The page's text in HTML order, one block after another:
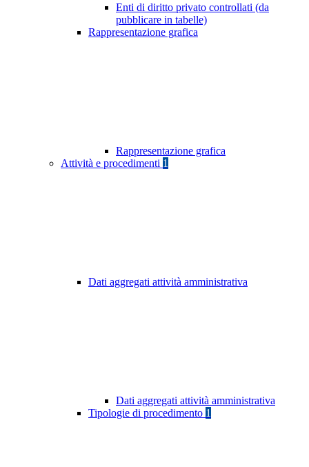
Enti di diritto privato controllati (da
pubblicare in tabelle)
Rappresentazione grafica
Rappresentazione grafica
Attività e procedimenti 1
Dati aggregati attività amministrativa
Dati aggregati attività amministrativa
Tipologie di procedimento 1